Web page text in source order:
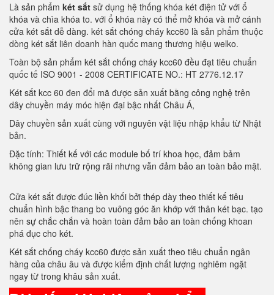
Là sản phẩm két sắt sử dụng hệ thống khóa két điện tử với ổ
khóa và chìa khóa to. với ổ khóa này có thể mở khóa và mở cánh
cửa két sắt dễ dàng. két sắt chóng cháy kcc60 là sản phẩm thuộc
dòng két sắt liên doanh hàn quốc mang thương hiệu welko.
Toàn bộ sản phẩm két sắt chống cháy kcc60 đều đạt tiêu chuẩn
quốc tế ISO 9001 - 2008 CERTIFICATE NO.: HT 2776.12.17
Két sắt kcc 60 đen đổi mã được sản xuất bằng công nghệ trên
dây chuyền máy móc hiện đại bậc nhất Châu Á,
Dây chuyền sản xuất cùng với nguyên vật liệu nhập khẩu từ Nhật
bản.
Đặc tính: Thiết kế với các module bố trí khoa học, đảm bảm
không gian lưu trữ rộng rãi nhưng vẫn đảm bảo an toàn bảo mật.
Cửa két sắt được đúc liền khối bởi thép dày theo thiết kế tiêu
chuẩn hình bậc thang bo vuông góc ăn khớp với thân két bạc. tạo
nên sự chắc chắn và hoàn toàn đảm bảo an toàn chống khoan
phá đục cho két.
Két sắt chống cháy kcc60 được sản xuất theo tiêu chuẩn ngân
hàng của châu âu và được kiểm định chất lượng nghiêm ngặt
ngay từ trong khâu sản xuất.